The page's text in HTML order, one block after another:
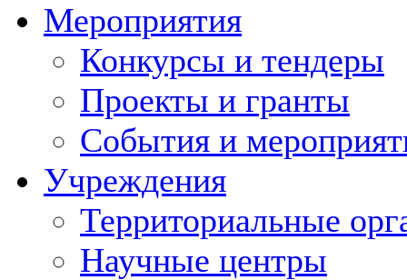
Мероприятия
Конкурсы и тендеры
Проекты и гранты
События и
Учреждения
Территориальные
Научные центры